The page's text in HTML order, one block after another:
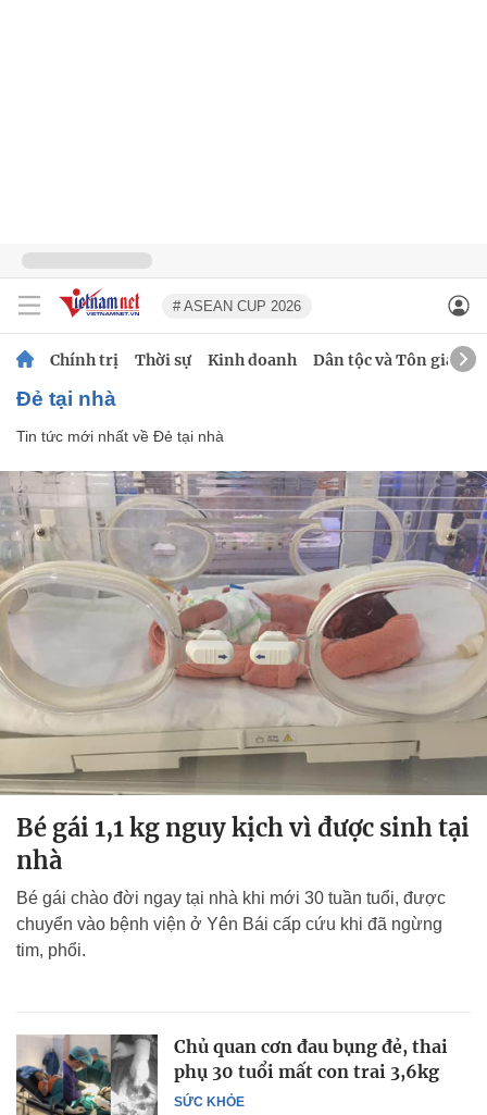
# ASEAN CUP 2026
Chính trị Thời sự Kinh doanh Dân tộc và Tôn giáo
Đẻ tại nhà
Tin tức mới nhất về Đẻ tại nhà
Bé gái 1,1 kg nguy kịch vì được sinh tại
nhà
Bé gái chào đời ngay tại nhà khi mới 30 tuần tuổi, được
chuyển vào bệnh viện ở Yên Bái cấp cứu khi đã ngừng
tim, phổi.
SỨC KHỎE
Chủ quan cơn đau bụng đẻ, thai
phụ 30 tuổi mất con trai 3,6kg